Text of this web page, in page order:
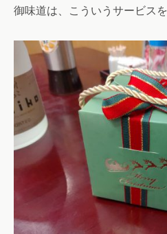
御味道は、こういうサービス